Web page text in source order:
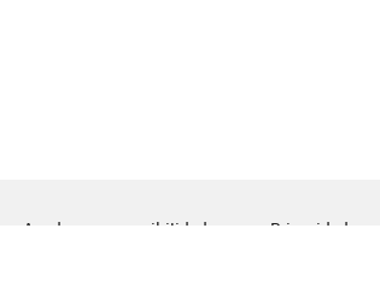
Ayuda para accesibilidad Privacidad